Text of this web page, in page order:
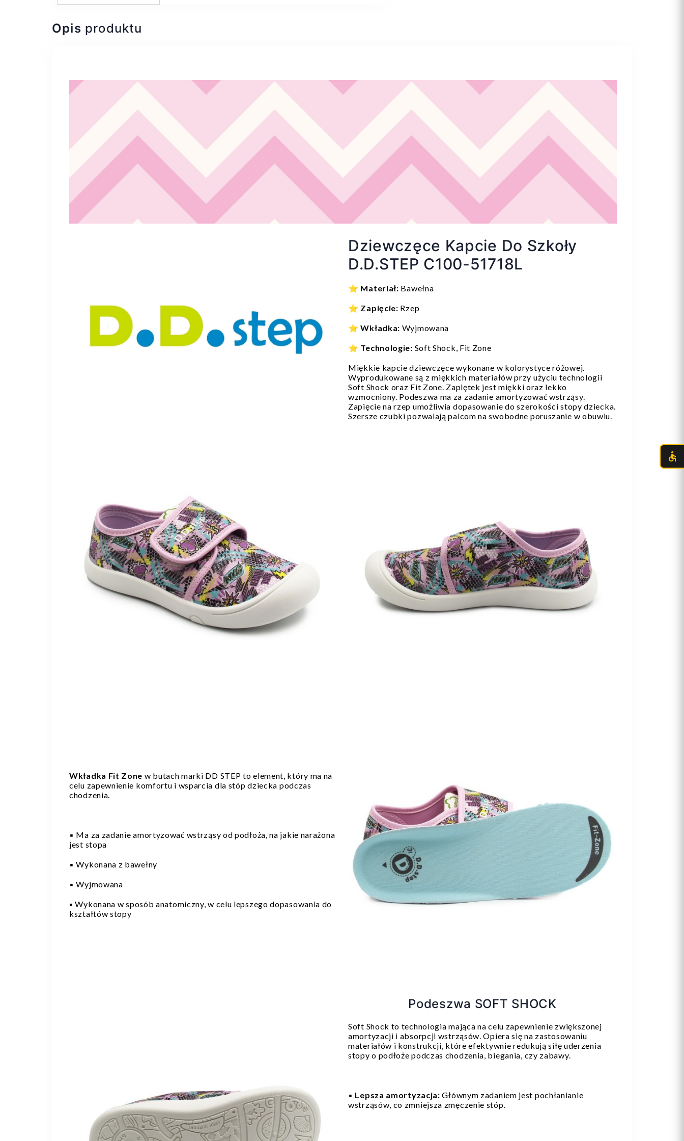
Opis produktu
Dziewczęce Kapcie Do Szkoły
D.D.STEP C100-51718L
⭐ Materiał: Bawełna
⭐ Zapięcie: Rzep
⭐Wkładka: Wyjmowana
⭐ Technologie: Soft Shock, Fit Zone
Miękkie kapcie dziewczęce wykonane w kolorystyce różowej.
Wyprodukowane są z miękkich materiałów przy użyciu technologii
Soft Shock oraz Fit Zone. Zapiętek jest miękki oraz lekko
wzmocniony. Podeszwa ma za zadanie amortyzować wstrząsy.
Zapięcie na rzep umożliwia dopasowanie do szerokości stopy dziecka.
Szersze czubki pozwalają palcom na swobodne poruszanie w obuwiu.
Wkładka Fit Zone w butach marki DD STEP to element, który ma na
celu zapewnienie komfortu i wsparcia dla stóp dziecka podczas
chodzenia.
▪️ Ma za zadanie amortyzować wstrząsy od podłoża, na jakie narażona
jest stopa
▪️ Wykonana z bawełny
▪️ Wyjmowana
▪️Wykonana w sposób anatomiczny, w celu lepszego dopasowania do
kształtów stopy
Podeszwa SOFT SHOCK
Soft Shock to technologia mająca na celu zapewnienie zwiększonej
amortyzacji i absorpcji wstrząsów. Opiera się na zastosowaniu
materiałów i konstrukcji, które efektywnie redukują siłę uderzenia
stopy o podłoże podczas chodzenia, biegania, czy zabawy.
▪️ Lepsza amortyzacja: Głównym zadaniem jest pochłanianie
wstrząsów, co zmniejsza zmęczenie stóp.